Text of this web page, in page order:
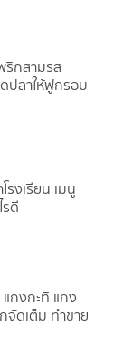
ริกสามรส
ลาให้ฟูกรอบ
รงเรียน เมนู
ดี
กงกะทิ แกง
จัดเต็ม ทำขาย